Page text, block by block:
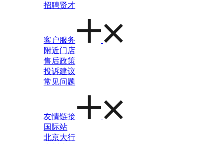
招聘贤才
客户服务
附近门店
售后政策
投诉建议
常见问题
友情链接
国际站
北京大行